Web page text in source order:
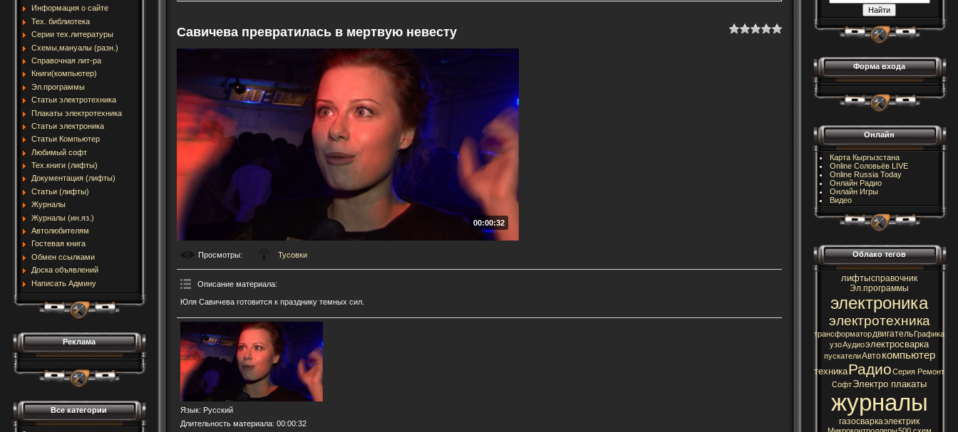
Информация о сайте
Тех. библиотека
Серии тех.литературы
Схемы,мануалы (разн.)
Справочная лит-ра
Книги(компьютер)
Эл.программы
Статьи электротехника
Плакаты электротехника
Статьи электроника
Статьи Компьютер
Любимый софт
Тех.книги (лифты)
Документация (лифты)
Статьи (лифты)
Журналы
Журналы (ин.яз.)
Автолюбителям
Гостевая книга
Обмен ссылками
Доска объявлений
Написать Админу
Реклама
Все категории
Савичева превратилась в мертвую невесту
00:00:32
Просмотры: Тусовки
Описание материала:
Юля Савичева готовится к празднику темных сил.
Язык: Русский
Длительность материала: 00:00:32
Форма входа
Онлайн
Карта Кыргызстана
Online Соловьёв LIVE
Online Russia Today
Онлайн Радио
Онлайн Игры
Видео
Облако тегов
лифтысправочник
Эл.программы
электроника
электротехника
трансформатордвигательГрафика
узоАудиоэлектросварка
пускателиАвтокомпьютер
техникаРадиоСерия Ремонт
СофтЭлектро плакаты
журналы
газосваркаэлектрик